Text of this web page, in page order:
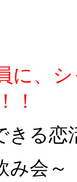
に、
！
る
み会～